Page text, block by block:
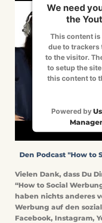
We need
the
This content
due to trackers
to the visitor.
to setup the
this content to
Powered by
Den Podcast "How to
Vielen Dank, dass Du
“How to Social
haben nichts anderes
Werbung auf den
Facebook, Instagram,